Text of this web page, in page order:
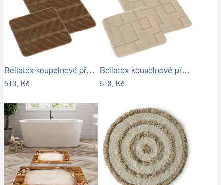
Bellatex koupelnové předložky SADA BANY…
513,-Kč
Bellatex koupelnové předložky SADA BANY…
513,-Kč